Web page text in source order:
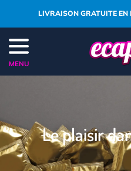
LIVRAISON GRATUITE EN
MENU
Le plaisir